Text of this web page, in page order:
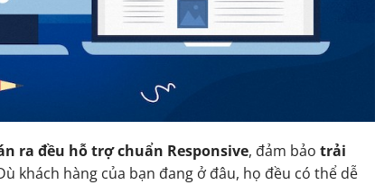
ra đều hỗ trợ chuẩn Responsive, đảm bảo trải
khách hàng của bạn đang ở đâu, họ đều có thể dễ